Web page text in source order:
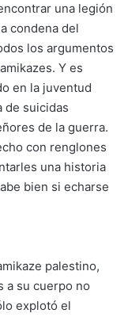
una legión
condena del
los argumentos
Y es
en la juventud
de suicidas
de la guerra.
con renglones
una historia
bien si echarse
palestino,
a su cuerpo no
explotó el